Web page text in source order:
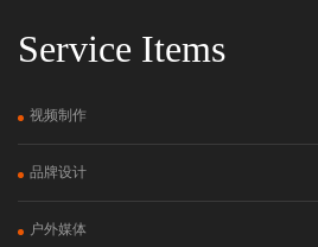
Service Items
视频制作
品牌设计
户外媒体